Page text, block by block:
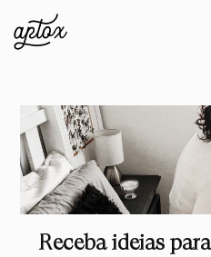
Receba ideias
Uma
aconchegante